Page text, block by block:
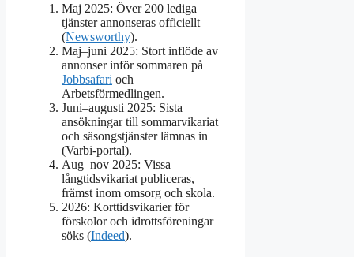
Maj 2025: Över 200 lediga
tjänster annonseras officiellt
(Newsworthy).
Maj–juni 2025: Stort inflöde av
annonser inför sommaren på
Jobbsafari och
Arbetsförmedlingen.
Juni–augusti 2025: Sista
ansökningar till sommarvikariat
och säsongstjänster lämnas in
(Varbi-portal).
Aug–nov 2025: Vissa
långtidsvikariat publiceras,
främst inom omsorg och skola.
2026: Korttidsvikarier för
förskolor och idrottsföreningar
söks (Indeed).